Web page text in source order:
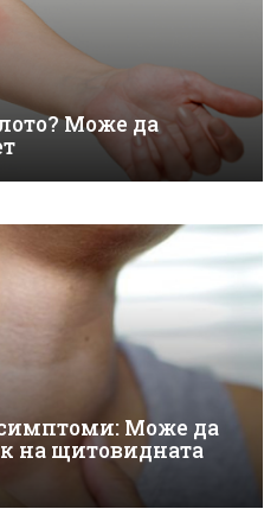
Може да
Може да
на щитовидната